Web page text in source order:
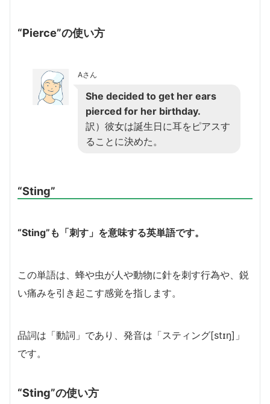
“Pierce”の使い方
Aさん
She decided to get her ears
pierced for her birthday.
訳）彼女は誕生日に耳をピアスす
ることに決めた。
“Sting”
“Sting”も「刺す」を意味する英単語です。
この単語は、蜂や虫が人や動物に針を刺す行為や、鋭
い痛みを引き起こす感覚を指します。
品詞は「動詞」であり、発音は「スティング[stɪŋ]」
です。
“Sting”の使い方